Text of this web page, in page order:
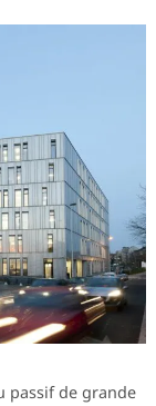
passif de grande